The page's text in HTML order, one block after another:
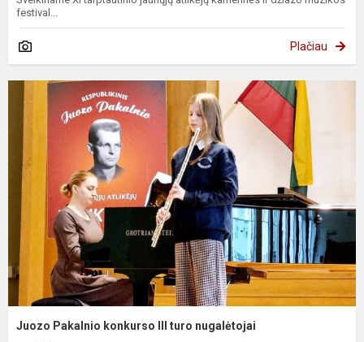
festival...
Plačiau
Juozo Pakalnio konkurso III turo nugalėtojai